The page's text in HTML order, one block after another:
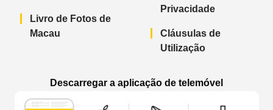
Livro de Fotos de
Macau
Privacidade
Cláusulas de
Utilização
Descarregar a aplicação de telemóvel